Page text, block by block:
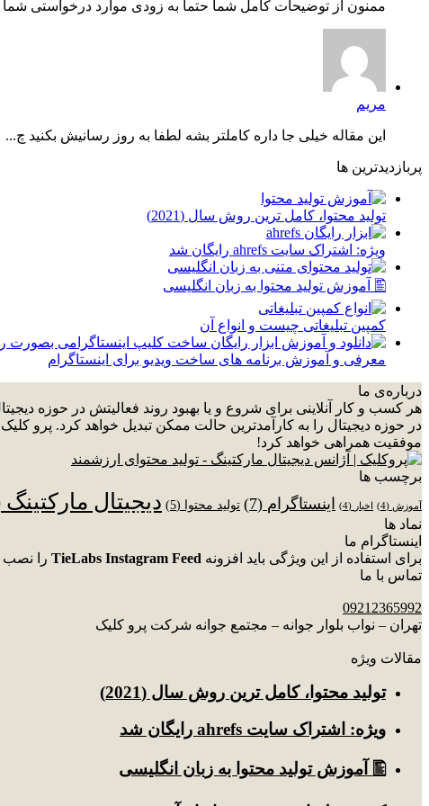
ممنون از توضیحات کامل شما حتما به زودی موارد درخواستی شما
مریم
این مقاله خیلی جا داره کاملتر بشه لطفا به روز رسانیش بکنید چ...
پربازدیدترین ها
توليد محتوا، کامل ترین روش سال (2021)
ویژه: اشتراک سایت ahrefs رایگان شد
🖺 آموزش تولید محتوا به زبان انگلیسی
کمپین تبلیغاتی چیست و انواع آن
معرفی و آموزش برنامه های ساخت ویدیو برای اینستاگرام
درباره‌ی ما
هر کسب و کار آنلاینی برای شروع و یا بهبود روند فعالیتش در حوزه
در حوزه دیجیتال را به کارآمدترین حالت ممکن تبدیل خواهد کرد. پرو
موفقیت همراهی خواهد کرد!
برچسب ها
آموزش (4) اخبار (4) اینستاگرام (7) تولید محتوا (5) دیجیتال مارکتینگ
نماد ها
اینستاگرام ما
برای استفاده از این ویژگی باید افزونه TieLabs Instagram Feed را نصب
تماس با ما
09212365992
تهران – نواب بلوار جوانه – مجتمع جوانه شرکت پرو کلیک
مقالات ویژه
توليد محتوا، کامل ترین روش سال (2021)
ویژه: اشتراک سایت ahrefs رایگان شد
🖺 آموزش تولید محتوا به زبان انگلیسی